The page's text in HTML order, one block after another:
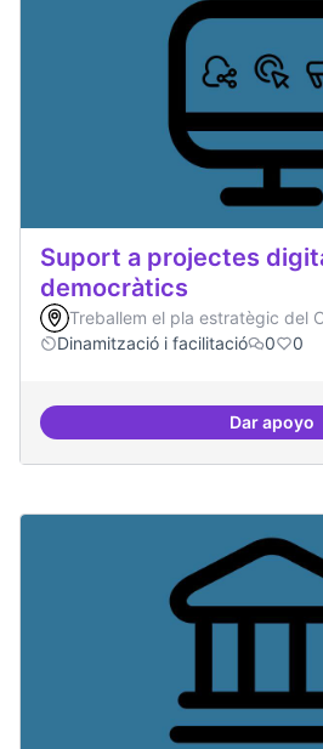
Suport a projectes
democràtics
Treballem el pla estratègic del
Dinamització i facilitació
0 0
Dar apoyo